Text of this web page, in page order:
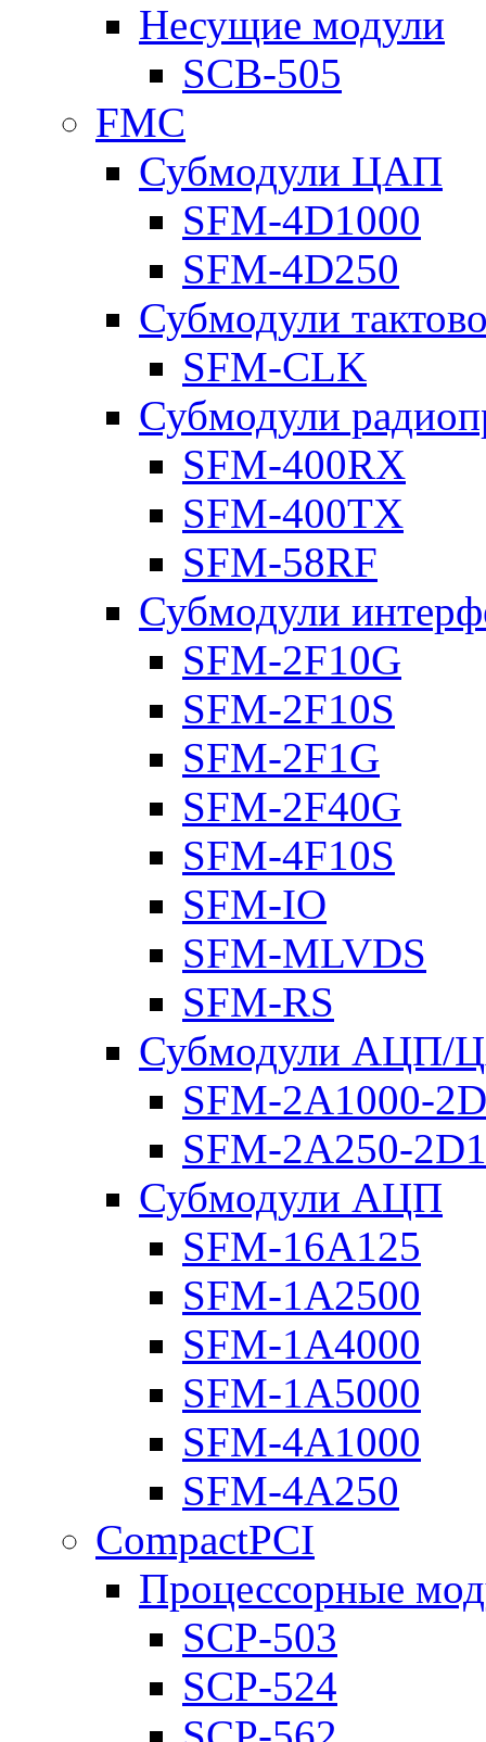
Несущие модули
SCB-505
FMC
Субмодули ЦАП
SFM-4D1000
SFM-4D250
Субмодули
SFM-CLK
Субмодули
SFM-400RX
SFM-400TX
SFM-58RF
Субмодули
SFM-2F10G
SFM-2F10S
SFM-2F1G
SFM-2F40G
SFM-4F10S
SFM-IO
SFM-MLVDS
SFM-RS
Субмодули АЦП/
SFM-2A1000-
SFM-2A250-
Субмодули АЦП
SFM-16A125
SFM-1A2500
SFM-1A4000
SFM-1A5000
SFM-4A1000
SFM-4A250
CompactPCI
Процессорные
SCP-503
SCP-524